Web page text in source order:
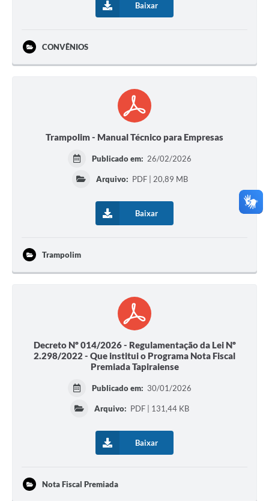
Baixar
CONVÊNIOS
Trampolim - Manual Técnico para Empresas
Publicado em: 26/02/2026
Arquivo: PDF | 20,89 MB
Baixar
Trampolim
Decreto Nº 014/2026 - Regulamentação da Lei Nº
2.298/2022 - Que institui o Programa Nota Fiscal
Premiada Tapiraiense
Publicado em: 30/01/2026
Arquivo: PDF | 131,44 KB
Baixar
Nota Fiscal Premiada